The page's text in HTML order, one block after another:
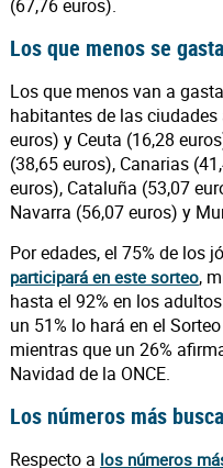
(67,76 euros).
Los que menos se
Los que menos van a
habitantes de las
euros) y Ceuta (16,28
(38,65 euros), Canarias
euros), Cataluña (53,07
Navarra (56,07 euros) y
Por edades, el 75% de los
participará en este sorteo,
hasta el 92% en los
un 51% lo hará en el
mientras que un 26%
Navidad de la ONCE.
Los números más
Respecto a los números